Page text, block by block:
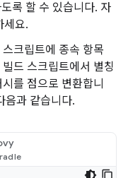
록 할 수 있습니다. 자
세요.
크립트에 종속 항목
드 스크립트에서 별칭
를 점으로 변환합니
음과 같습니다.